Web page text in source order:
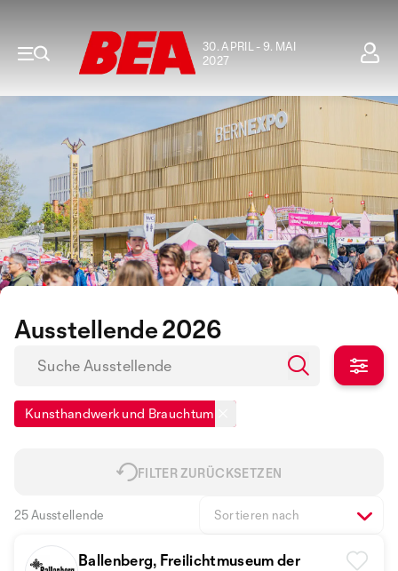
30. APRIL - 9. MAI
2027
Ausstellende 2026
Kunsthandwerk und Brauchtum
FILTER ZURÜCKSETZEN
25 Ausstellende Sortieren nach
Ballenberg, Freilichtmuseum der